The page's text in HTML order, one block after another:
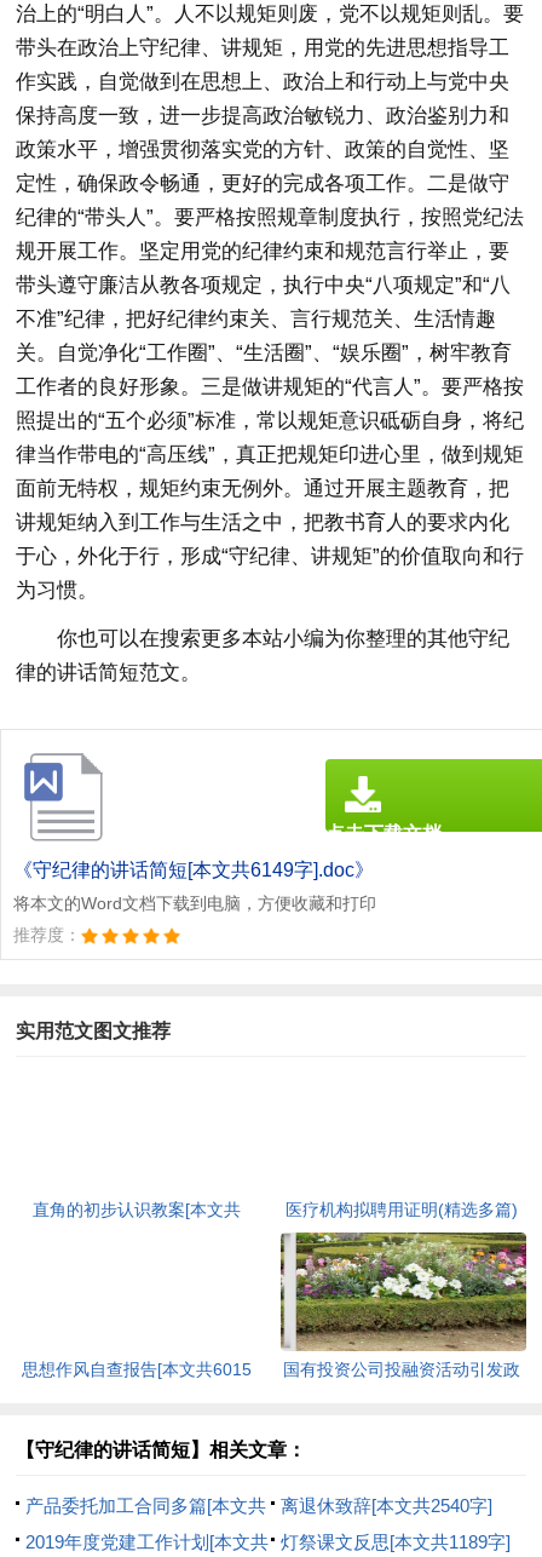
治上的“明白人”。人不以规矩则废，党不以规矩则乱。要
带头在政治上守纪律、讲规矩，用党的先进思想指导工
作实践，自觉做到在思想上、政治上和行动上与党中央
保持高度一致，进一步提高政治敏锐力、政治鉴别力和
政策水平，增强贯彻落实党的方针、政策的自觉性、坚
定性，确保政令畅通，更好的完成各项工作。二是做守
纪律的“带头人”。要严格按照规章制度执行，按照党纪法
规开展工作。坚定用党的纪律约束和规范言行举止，要
带头遵守廉洁从教各项规定，执行中央“八项规定”和“八
不准”纪律，把好纪律约束关、言行规范关、生活情趣
关。自觉净化“工作圈”、“生活圈”、“娱乐圈”，树牢教育
工作者的良好形象。三是做讲规矩的“代言人”。要严格按
照提出的“五个必须”标准，常以规矩意识砥砺自身，将纪
律当作带电的“高压线”，真正把规矩印进心里，做到规矩
面前无特权，规矩约束无例外。通过开展主题教育，把
讲规矩纳入到工作与生活之中，把教书育人的要求内化
于心，外化于行，形成“守纪律、讲规矩”的价值取向和行
为习惯。
你也可以在搜索更多本站小编为你整理的其他守纪
律的讲话简短范文。
《守纪律的讲话简短[本文共6149字].doc》
将本文的Word文档下载到电脑，方便收藏和打印
推荐度：
点击下载文档
文档为doc格式
实用范文图文推荐
直角的初步认识教案[本文共
医疗机构拟聘用证明(精选多篇)
[本文共1119字]
思想作风自查报告[本文共6015
国有投资公司投融资活动引发政
【守纪律的讲话简短】相关文章：
产品委托加工合同多篇[本文共
2622字]
离退休致辞[本文共2540字]
2019年度党建工作计划[本文共 灯祭课文反思[本文共1189字]